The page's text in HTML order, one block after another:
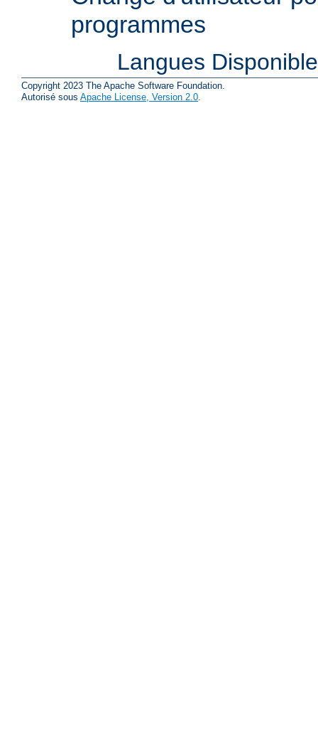
programmes
Langues
Copyright 2023 The Apache Software Foundation.
Autorisé sous Apache License, Version 2.0.